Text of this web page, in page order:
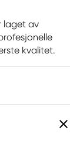
laget av
kvalitet.